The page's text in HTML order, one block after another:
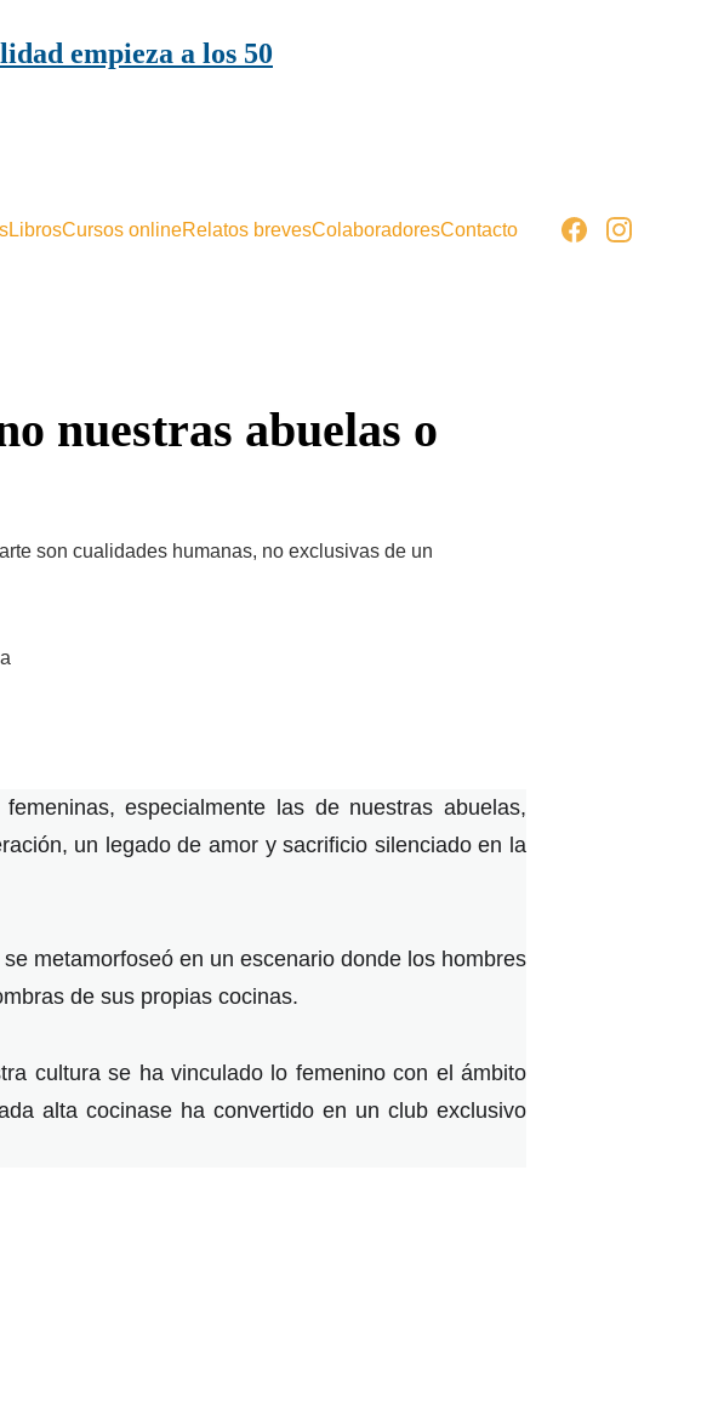
empieza a los 50
LibrosCursos onlineRelatos brevesColaboradoresContacto
nuestras abuelas o
son cualidades humanas, no exclusivas de un
especialmente las de nuestras abuelas,
un legado de amor y sacrificio silenciado en la
metamorfoseó en un escenario donde los hombres
de sus propias cocinas.
cultura se ha vinculado lo femenino con el ámbito
alta cocinase ha convertido en un club exclusivo